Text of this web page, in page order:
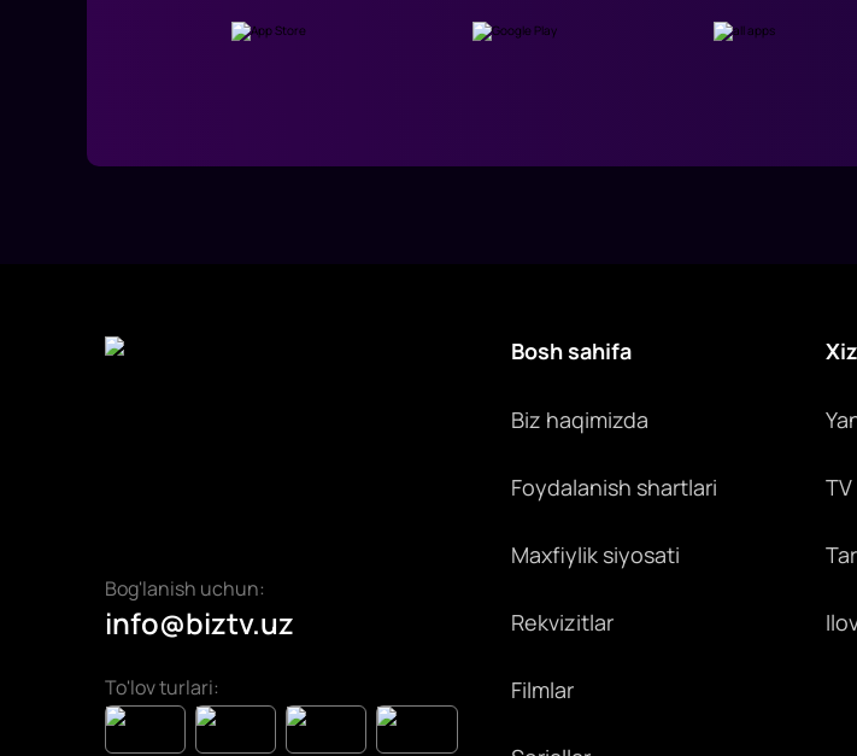
Bog'lanish uchun:
info@biztv.uz
To'lov turlari:
Bosh sahifa
Biz haqimizda
Foydalanish shartlari
Maxfiylik siyosati
Rekvizitlar
Filmlar
TV